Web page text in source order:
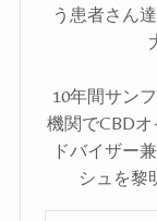
う患者さん
10年間サン
機関でCBD
ドバイザー
シュを黎